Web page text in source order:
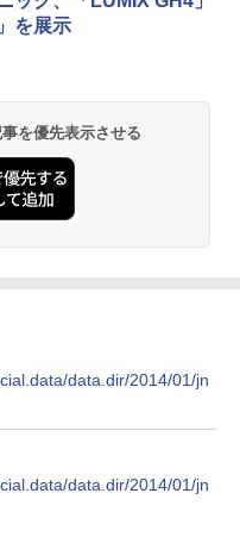
を展示
を優先表示させる
data.dir/2014/01/jn
data.dir/2014/01/jn